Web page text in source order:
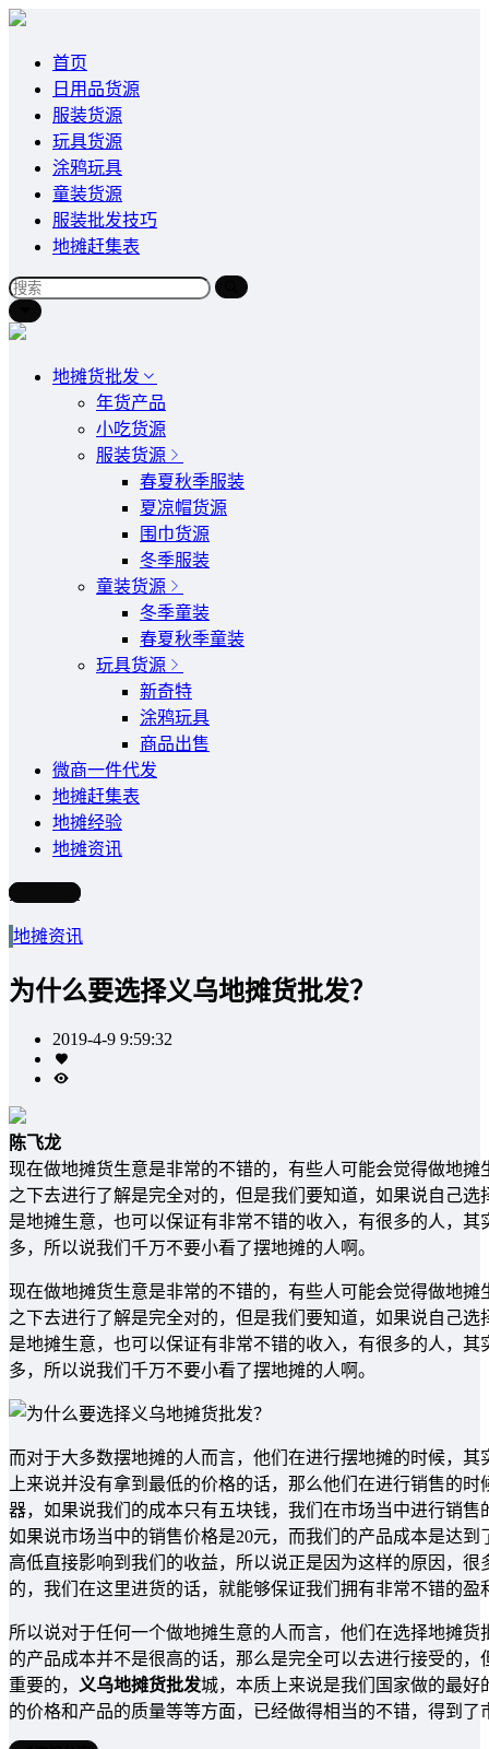
首页
日用品货源
服装货源
玩具货源
涂鸦玩具
童装货源
服装批发技巧
地摊赶集表
地摊货批发
年货产品
小吃货源
服装货源
春夏秋季服装
夏凉帽货源
围巾货源
冬季服装
童装货源
冬季童装
春夏秋季童装
玩具货源
新奇特
涂鸦玩具
商品出售
微商一件代发
地摊赶集表
地摊经验
地摊资讯
写文章
地摊资讯
为什么要选择义乌地摊货批发？
2019-4-9 9:59:32
陈飞龙
现在做地摊货生意是非常的不错的，有些人可能会觉得做地
之下去进行了解是完全对的，但是我们要知道，如果说自己
是地摊生意，也可以保证有非常不错的收入，有很多的人，
多，所以说我们千万不要小看了摆地摊的人啊。
现在做地摊货生意是非常的不错的，有些人可能会觉得做地
之下去进行了解是完全对的，但是我们要知道，如果说自己
是地摊生意，也可以保证有非常不错的收入，有很多的人，
多，所以说我们千万不要小看了摆地摊的人啊。
而对于大多数摆地摊的人而言，他们在进行摆地摊的时候，
上来说并没有拿到最低的价格的话，那么他们在进行销售的
器，如果说我们的成本只有五块钱，我们在市场当中进行销
如果说市场当中的销售价格是20元，而我们的产品成本是达
高低直接影响到我们的收益，所以说正是因为这样的原因，
的，我们在这里进货的话，就能够保证我们拥有非常不错的盈
所以说对于任何一个做地摊生意的人而言，他们在选择地摊
的产品成本并不是很高的话，那么是完全可以去进行接受的
重要的，
义乌地摊货批发城，本质上来说是我们国家做的最
的价格和产品的质量等等方面，已经做得相当的不错，得到了